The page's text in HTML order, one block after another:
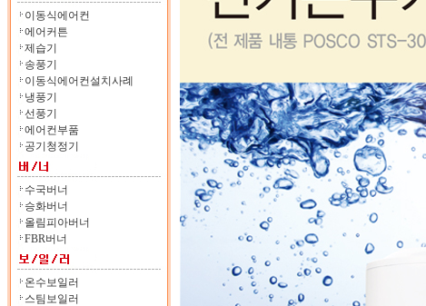
이동식에어컨
에어커튼
제습기
송풍기
이동식에어컨설치사례
냉풍기
선풍기
에어컨부품
공기청정기
수국버너
승화버너
올림피아버너
FBR버너
온수보일러
스팀보일러